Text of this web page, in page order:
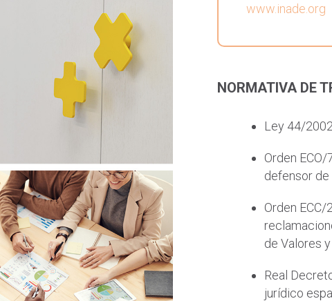
www.inade.org
NORMATIVA DE
Ley 44/
Orden
defensor de
Orden
de Valores
Real
jurídico